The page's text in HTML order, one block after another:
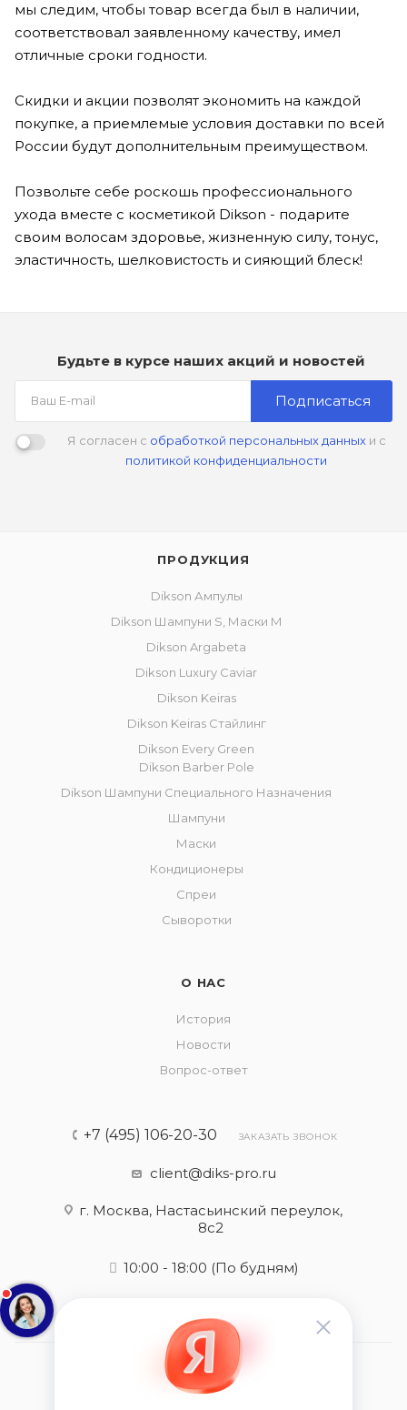
мы следим, чтобы товар всегда был в наличии,
соответствовал заявленному качеству, имел
отличные сроки годности.
Скидки и акции позволят экономить на каждой
покупке, а приемлемые условия доставки по всей
России будут дополнительным преимуществом.
Позвольте себе роскошь профессионального
ухода вместе с косметикой Dikson - подарите
своим волосам здоровье, жизненную силу, тонус,
эластичность, шелковистость и сияющий блеск!
Будьте в курсе наших акций и новостей
Подписаться
Я согласен с обработкой персональных данныхи с
политикой конфиденциальности
ПРОДУКЦИЯ
Dikson Ампулы
Dikson Шампуни S, Маски M
Dikson Argabeta
Dikson Luxury Caviar
Dikson Keiras
Dikson Keiras Стайлинг
Dikson Every Green
Dikson Barber Pole
Dikson Шампуни Специального Назначения
Шампуни
Маски
Кондиционеры
Спреи
Сыворотки
О НАС
История
Новости
Вопрос-ответ
+7 (495) 106-20-30 ЗАКАЗАТЬ ЗВОНОК
client@diks-pro.ru
г. Москва, Настасьинский переулок,
8с2
10:00 - 18:00 (По будням)